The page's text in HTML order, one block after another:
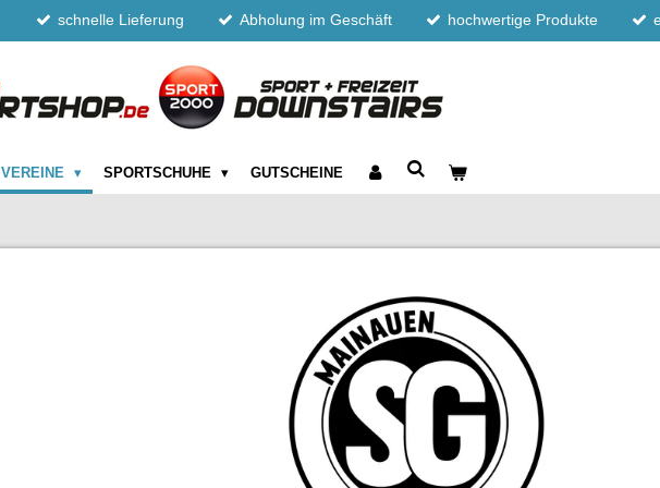
schnelle Lieferung Abholung im Geschäft hochwertige Produkte
VEREINE SPORTSCHUHE GUTSCHEINE